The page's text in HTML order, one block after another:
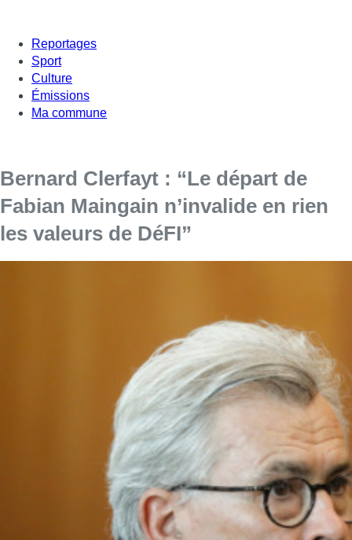
Reportages
Sport
Culture
Émissions
Ma commune
Bernard Clerfayt : “Le départ de
Fabian Maingain n’invalide en rien
les valeurs de DéFI”